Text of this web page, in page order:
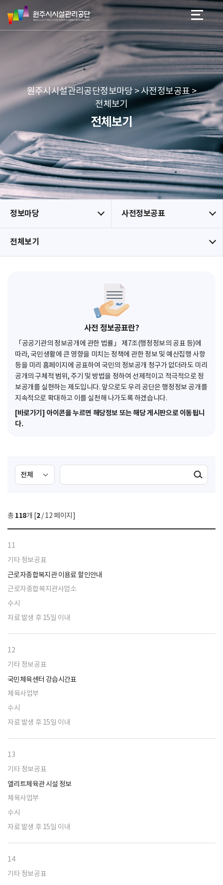
네
본문 바로가기
메뉴 바로가기
원
주
시
리
공
단
원주시시설관리공단정보마당 > 사전정보공표 >
전체보기
전체보기
정보마당 사전정보공표
전체보기
사전 정보공표란?
「공공기관의 정보공개에 관한 법률」 제7조(행정정보의 공표 등)에
따라, 국민생활에 큰 영향을 미치는 정책에 관한 정보 및 예산집행 사항
등을 미리 홈페이지에 공표하여 국민의 정보공개 청구가 없더라도 미리
공개의 구체적 범위, 주기 및 방법을 정하여 선제적이고 적극적으로 정
보공개를 실현하는 제도입니다. 앞으로도 우리 공단은 행정정보 공개를
지속적으로 확대하고 이를 실천해 나가도록 하겠습니다.
[바로가기] 아이콘을 누르면 해당정보 또는 해당 게시판으로 이동됩니
다.
검
색
선
택
색
검색실행
총 118개 [2/ 12 페이지]
11
기타 정보공표
근로자종합복지관 이용료 할인안내
근로자종합복지관사업소
수시
자료 발생 후 15일 이내
12
기타 정보공표
국민체육센터 강습시간표
체육사업부
수시
자료 발생 후 15일 이내
13
기타 정보공표
엘리트체육관 시설 정보
체육사업부
수시
자료 발생 후 15일 이내
14
기타 정보공표